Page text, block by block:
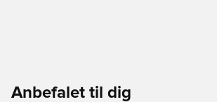
Anbefalet til dig